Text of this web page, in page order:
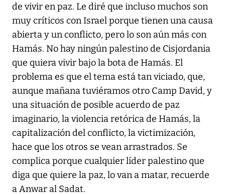
de vivir en paz. Le diré que incluso muchos son
muy críticos con Israel porque tienen una causa
abierta y un conflicto, pero lo son aún más con
Hamás. No hay ningún palestino de Cisjordania
que quiera vivir bajo la bota de Hamás. El
problema es que el tema está tan viciado, que,
aunque mañana tuviéramos otro Camp David, y
una situación de posible acuerdo de paz
imaginario, la violencia retórica de Hamás, la
capitalización del conflicto, la victimización,
hace que los otros se vean arrastrados. Se
complica porque cualquier líder palestino que
diga que quiere la paz, lo van a matar, recuerde
a Anwar al Sadat.